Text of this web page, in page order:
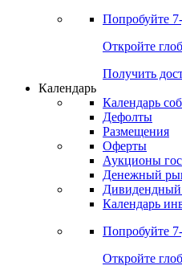
Попробуйте
Откройте
Получить
Календарь
Календарь
Дефолты
Размещения
Оферты
Аукционы
Денежный
Дивидендный
Календарь
Попробуйте
Откройте